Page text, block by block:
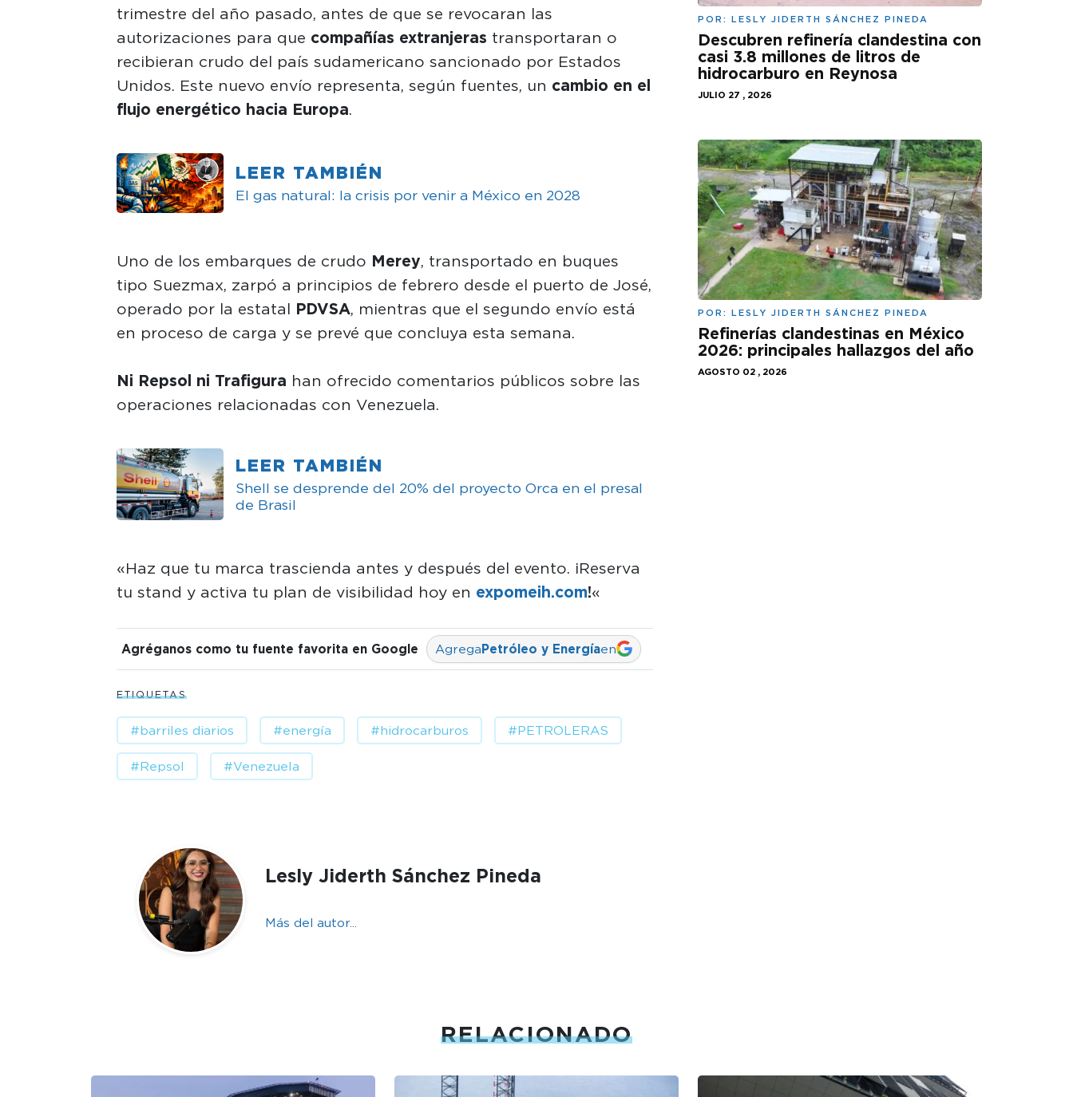
trimestre del año pasado, antes de que se revocaran las
autorizaciones para que compañías extranjeras transportaran o
recibieran crudo del país sudamericano sancionado por Estados
Unidos. Este nuevo envío representa, según fuentes, un cambio en el
flujo energético hacia Europa.
LEER TAMBIÉN
El gas natural: la crisis por venir a México en 2028
Uno de los embarques de crudo Merey, transportado en buques
tipo Suezmax, zarpó a principios de febrero desde el puerto de José,
operado por la estatal PDVSA, mientras que el segundo envío está
en proceso de carga y se prevé que concluya esta semana.
Ni Repsol ni Trafigura han ofrecido comentarios públicos sobre las
operaciones relacionadas con Venezuela.
LEER TAMBIÉN
Shell se desprende del 20% del proyecto Orca en el presal
de Brasil
«Haz que tu marca trascienda antes y después del evento. ¡Reserva
tu stand y activa tu plan de visibilidad hoy en expomeih.com!«
Agréganos como tu fuente favorita en Google AgregaPetróleo y Energíaen
ETIQUETAS
#barriles diarios #energía #hidrocarburos #PETROLERAS
#Repsol #Venezuela
Lesly Jiderth Sánchez Pineda
Más del autor...
POR: LESLY JIDERTH SÁNCHEZ PINEDA
Descubren refinería clandestina con
casi 3.8 millones de litros de
hidrocarburo en Reynosa
JULIO 27 , 2026
POR: LESLY JIDERTH SÁNCHEZ PINEDA
Refinerías clandestinas en México
2026: principales hallazgos del año
AGOSTO 02 , 2026
RELACIONADO